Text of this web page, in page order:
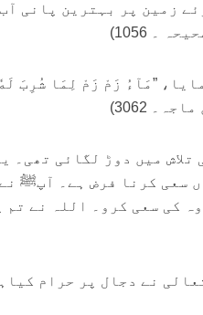
زمین پر بہترین پانی
۔ 1056)
”مَآءُ زَمْ زَمْ لِمَا شُرِبَ
3062)
میں دوڑ لگائی تھی۔ یہ
سعی کرنا فرض ہے۔ آپﷺ نے
کی سعی کرو۔ اللہ نے تم
نے دجال پر حرام